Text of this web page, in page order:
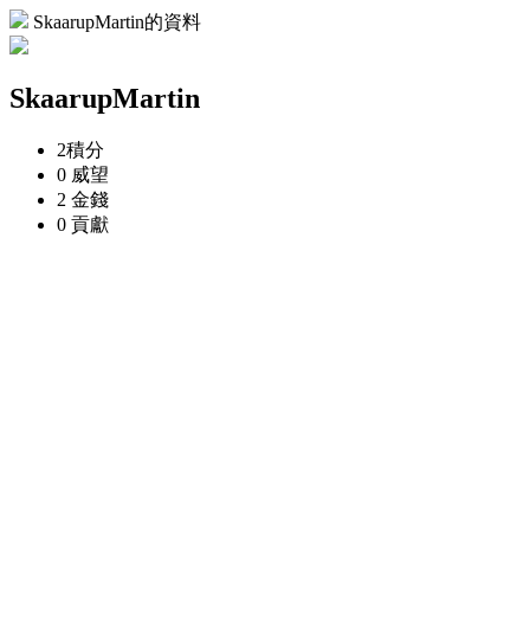
SkaarupMartin的資料
SkaarupMartin
2積分
0 威望
2 金錢
0 貢獻